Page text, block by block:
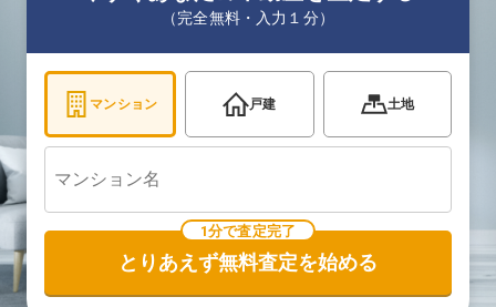
（完全無料・入力１分）
マンション 戸建 土地
1分で査定完了
とりあえず無料査定を始める